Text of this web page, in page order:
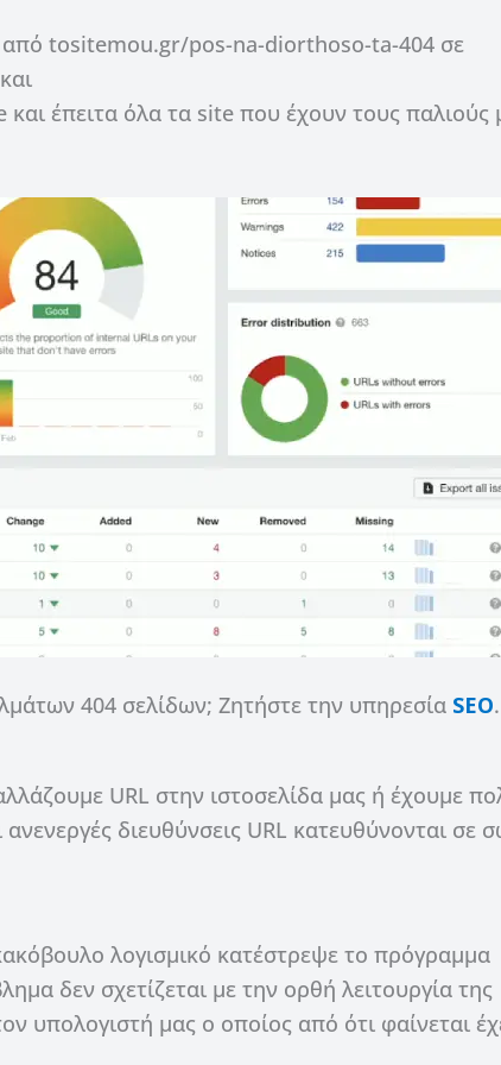
tositemou.gr/pos-na-diorthoso-ta-404 σε
έπειτα όλα τα site που έχουν τους παλιούς
404 σελίδων; Ζητήστε την υπηρεσία SEO.
URL στην ιστοσελίδα μας ή έχουμε
διευθύνσεις URL κατευθύνονται σε
λογισμικό κατέστρεψε το πρόγραμμα
δεν σχετίζεται με την ορθή λειτουργία της
υπολογιστή μας ο οποίος από ότι φαίνεται